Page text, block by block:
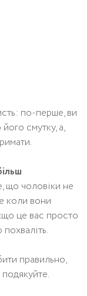
по-перше, ви
смутку, а,
що чоловіки не
коли вони
це вас просто
правильно,